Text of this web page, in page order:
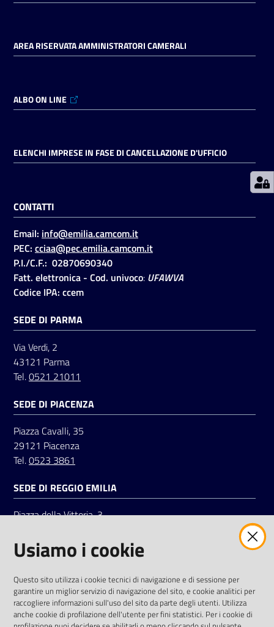
digitale
Pagamenti
Accedi
su
AREA RISERVATA AMMINISTRATORI CAMERALI
ALBO ON LINE
ELENCHI IMPRESE IN FASE DI CANCELLAZIONE D'UFFICIO
CONTATTI
Email: info@emilia.camcom.it
PEC: cciaa@pec.emilia.camcom.it
P.I./C.F.: 02870690340
Fatt. elettronica - Cod. univoco: UFAWVA
Codice IPA: ccem
SEDE DI PARMA
Via Verdi, 2
43121 Parma
Tel.0521 21011
SEDE DI PIACENZA
Piazza Cavalli, 35
29121 Piacenza
Tel.0523 3861
SEDE DI REGGIO EMILIA
Piazza della Vittoria, 3
Tel.0522 7961
LinkedinFacebookInstagram
Usiamo i cookie
Questo sito utilizza i cookie tecnici di navigazione e di sessione per
garantire un miglior servizio di navigazione del sito, e cookie analitici per
raccogliere informazioni sull'uso del sito da parte degli utenti. Utilizza
anche cookie di profilazione dell'utente per fini statistici. Per i cookie di